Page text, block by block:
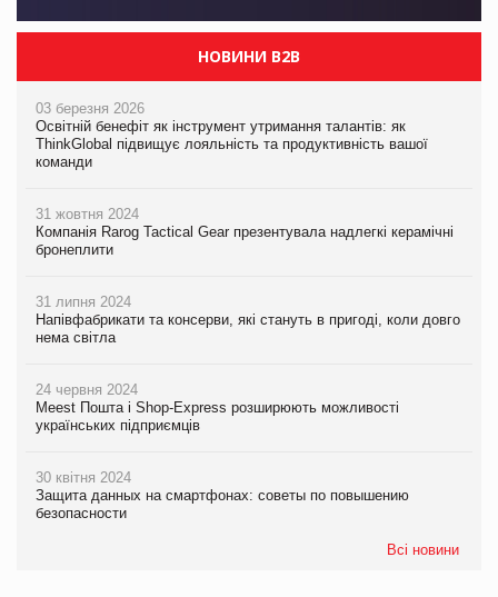
НОВИНИ B2B
03 березня 2026
Освітній бенефіт як інструмент утримання талантів: як
ThinkGlobal підвищує лояльність та продуктивність вашої
команди
31 жовтня 2024
Компанія Rarog Tactical Gear презентувала надлегкі керамічні
бронеплити
31 липня 2024
Напівфабрикати та консерви, які стануть в пригоді, коли довго
нема світла
24 червня 2024
Meest Пошта і Shop-Express розширюють можливості
українських підприємців
30 квітня 2024
Защита данных на смартфонах: советы по повышению
безопасности
Всі новини